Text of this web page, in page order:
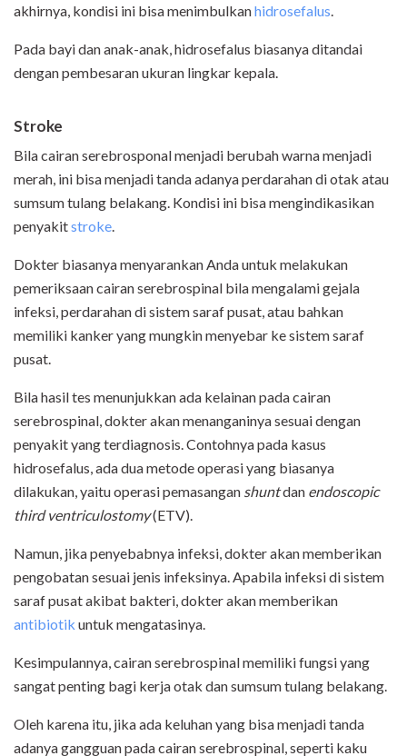
akhirnya, kondisi ini bisa menimbulkanhidrosefalus
Pada bayi dan anak-anak, hidrosefalus biasanya ditandai
dengan pembesaran ukuran lingkar kepala.
Stroke
Bila cairan serebrosponal menjadi berubah warna menjadi
merah, ini bisa menjadi tanda adanya perdarahan di otak atau
sumsum tulang belakang. Kondisi ini bisa mengindikasikan
penyakitstroke
Dokter biasanya menyarankan Anda untuk melakukan
pemeriksaan cairan serebrospinal bila mengalami gejala
infeksi, perdarahan di sistem saraf pusat, atau bahkan
memiliki kanker yang mungkin menyebar ke sistem saraf
pusat.
Bila hasil tes menunjukkan ada kelainan pada cairan
serebrospinal, dokter akan menanganinya sesuai dengan
penyakit yang terdiagnosis. Contohnya pada kasus
hidrosefalus, ada dua metode operasi yang biasanya
dilakukan, yaitu operasi pemasangan shuntdan endoscopic
third ventriculostomy(ETV).
Namun, jika penyebabnya infeksi, dokter akan memberikan
pengobatan sesuai jenis infeksinya. Apabila infeksi di sistem
saraf pusat akibat bakteri, dokter akan memberikan
antibiotik untuk mengatasinya.
Kesimpulannya, cairan serebrospinal memiliki fungsi yang
sangat penting bagi kerja otak dan sumsum tulang belakang.
Oleh karena itu, jika ada keluhan yang bisa menjadi tanda
adanya gangguan pada cairan serebrospinal, seperti kaku